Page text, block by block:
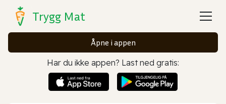
Trygg Mat
Åpne i appen
Har du ikke appen? Last ned gratis: